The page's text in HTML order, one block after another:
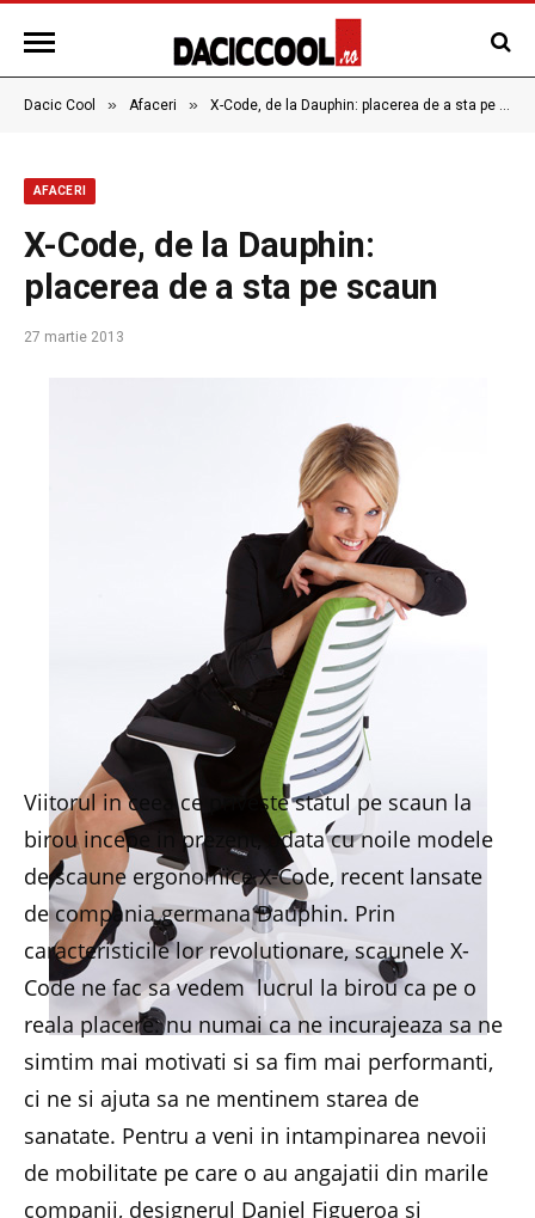
Dacic Cool » Afaceri » X-Code, de la Dauphin: placerea de a sta pe scaun
AFACERI
X-Code, de la Dauphin:
placerea de a sta pe scaun
27 martie 2013
Viitorul in ceea ce priveste statul pe scaun la
birou incepe in prezent, odata cu noile modele
de scaune ergonomice X-Code, recent lansate
de compania germana Dauphin. Prin
caracteristicile lor revolutionare, scaunele X-
Code ne fac sa vedem lucrul la birou ca pe o
reala placere: nu numai ca ne incurajeaza sa ne
simtim mai motivati si sa fim mai performanti,
ci ne si ajuta sa ne mentinem starea de
sanatate. Pentru a veni in intampinarea nevoii
de mobilitate pe care o au angajatii din marile
companii, designerul Daniel Figueroa si